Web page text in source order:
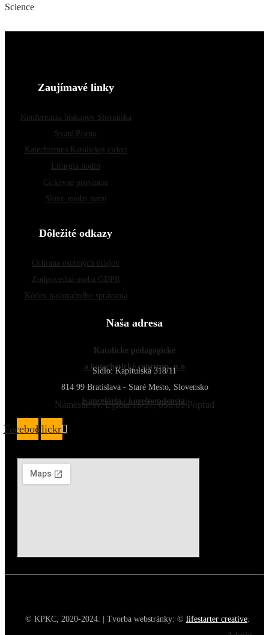
Science
Zaujímavé linky
Konferencia biskupov Slovenska
Sväté Písmo
Katechizmus Katolíckej cirkvi
Liturgia hodín
Cirkevné provincie
Slovo medzi nami
Dôležité odkazy
Ochrana osobných údajov
Zodpovedná osoba GDPR
Kódex pastoračného správania
Naša adresa
Katolícke pedagogické
a katechetické centrum, n.o
Sídlo: Kapitulská 318/11
814 99 Bratislava - Staré Mesto, Slovensko
Kancelária / korešpondencia:
Námestie sv. Egídia 16/37, 058 01 Poprad
FacebookFlickr
© KPKC, 2020-2024. | Tvorba webstránky: © lifestarter creative.